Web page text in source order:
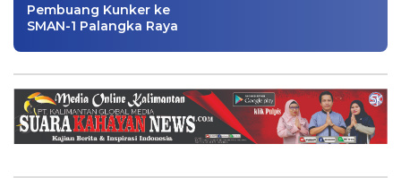
Pembuang Kunker ke
SMAN-1 Palangka Raya